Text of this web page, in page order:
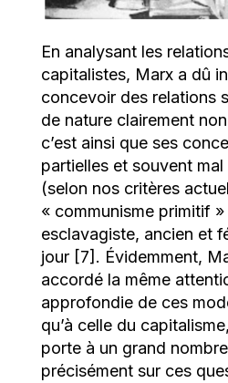
En analysant les
capitalistes, Marx a dû
concevoir des relations
de nature clairement
c’est ainsi que ses
partielles et souvent
(selon nos critères
« communisme primitif
esclavagiste, ancien et
jour [7]. Évidemment,
accordé la même
approfondie de ces
qu’à celle du
porte à un grand
précisément sur ces